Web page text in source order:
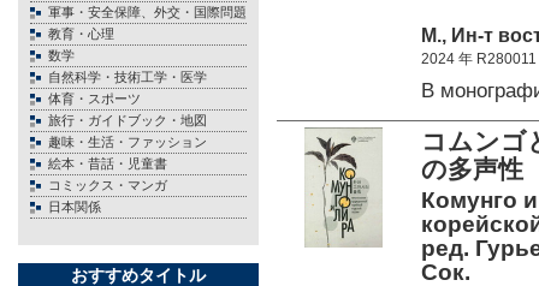
軍事・安全保障、外交・国際問題
教育・心理
数学
自然科学・技術工学・医学
体育・スポーツ
旅行・ガイドブック・地図
趣味・生活・ファッション
絵本・昔話・児童書
コミックス・マンガ
日本関係
おすすめタイトル
М., Ин-т
2024 年 R280011
В
コムンゴ
の多声
Комунго
ред.
Сок.